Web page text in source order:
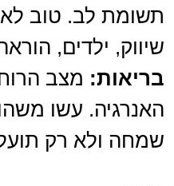
תשומת לב. טוב
שיווק, ילדים,
בריאות: מצב
האנרגיה. עשו
שמחה ולא רק